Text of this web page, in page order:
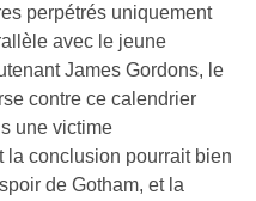
perpétrés uniquement
avec le jeune
James Gordons, le
contre ce calendrier
une victime
la conclusion pourrait bien
de Gotham, et la